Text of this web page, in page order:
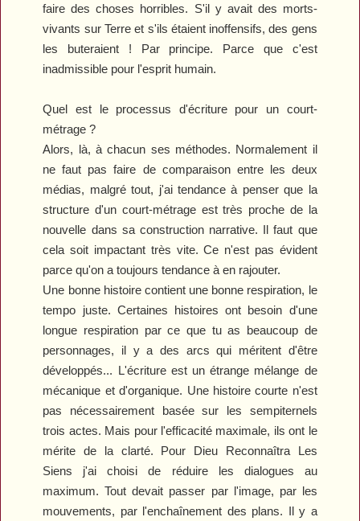
faire des choses horribles. S'il y avait des morts-
vivants sur Terre et s'ils étaient inoffensifs, des gens
les buteraient ! Par principe. Parce que c'est
inadmissible pour l'esprit humain.
Quel est le processus d'écriture pour un court-
métrage ?
Alors, là, à chacun ses méthodes. Normalement il
ne faut pas faire de comparaison entre les deux
médias, malgré tout, j'ai tendance à penser que la
structure d'un court-métrage est très proche de la
nouvelle dans sa construction narrative. Il faut que
cela soit impactant très vite. Ce n'est pas évident
parce qu'on a toujours tendance à en rajouter.
Une bonne histoire contient une bonne respiration, le
tempo juste. Certaines histoires ont besoin d'une
longue respiration par ce que tu as beaucoup de
personnages, il y a des arcs qui méritent d'être
développés... L'écriture est un étrange mélange de
mécanique et d'organique. Une histoire courte n'est
pas nécessairement basée sur les sempiternels
trois actes. Mais pour l'efficacité maximale, ils ont le
mérite de la clarté. Pour Dieu Reconnaîtra Les
Siens j'ai choisi de réduire les dialogues au
maximum. Tout devait passer par l'image, par les
mouvements, par l'enchaînement des plans. Il y a